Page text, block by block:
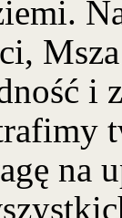
i
na